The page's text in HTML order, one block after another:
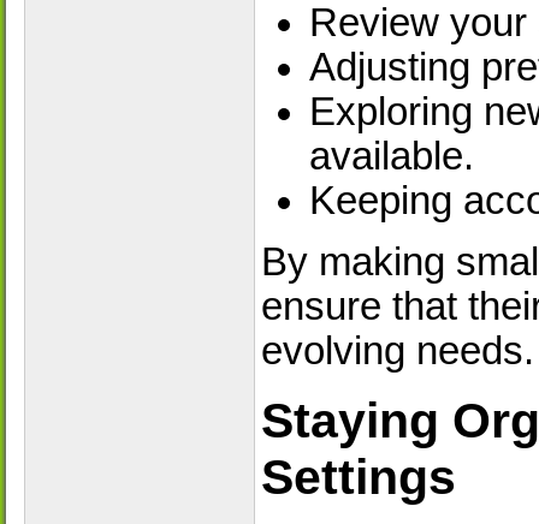
Review
Adjusting
Exploring
available.
Keeping
By making
ensure that
evolving needs.
Staying
Settings